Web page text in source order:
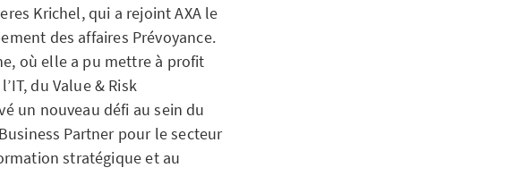
Krichel, qui a rejoint AXA le
des affaires Prévoyance.
où elle a pu mettre à profit
du Value & Risk
un nouveau défi au sein du
Partner pour le secteur
stratégique et au